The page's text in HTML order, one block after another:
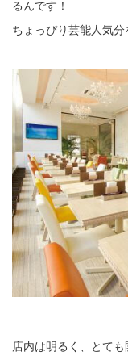
るんです！
ちょっぴり芸能人気分
店内は明るく、とても